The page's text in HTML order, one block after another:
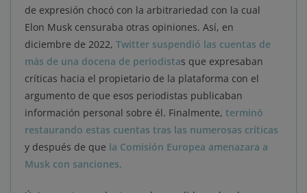
de expresión chocó con la arbitrariedad con la cual
Elon Musk censuraba otras opiniones. Así, en
diciembre de 2022, Twitter suspendió las cuentas de
más de una docena de periodistas que expresaban
críticas hacia el propietario de la plataforma con el
argumento de que esos periodistas publicaban
información personal sobre él. Finalmente, terminó
restaurando estas cuentas tras las numerosas críticas
y después de que la Comisión Europea amenazara a
Musk con sanciones.